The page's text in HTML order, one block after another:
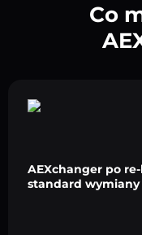
Co
AEXchanger po
standard